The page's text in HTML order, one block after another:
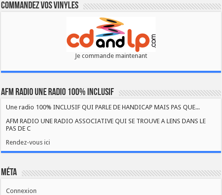
Commandez vos vinyles
Je commande maintenant
AFM RADIO UNE RADIO 100% INCLUSIF
Une radio 100% INCLUSIF QUI PARLE DE HANDICAP MAIS PAS QUE...
AFM RADIO UNE RADIO ASSOCIATIVE QUI SE TROUVE A LENS DANS LE
PAS DE C
Rendez-vous ici
Méta
Connexion